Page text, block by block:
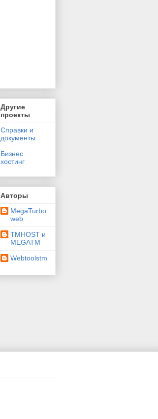
Другие
проекты
Справки и
документы
Бизнес
хостинг
Авторы
MegaTurbo
web
TMHOST и
MEGATM
Webtoolstm